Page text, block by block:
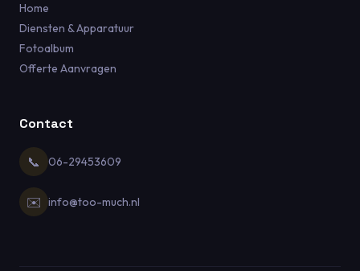
Home
Diensten & Apparatuur
Fotoalbum
Offerte Aanvragen
Contact
📞 06-29453609
✉️ info@too-much.nl